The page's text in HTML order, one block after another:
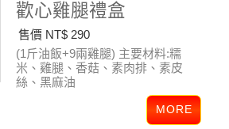
歡心雞腿禮盒
售價 NT$ 290
(1斤油飯+9兩雞腿) 主要材料:糯
米、雞腿、香菇、素肉排、素皮
絲、黑麻油